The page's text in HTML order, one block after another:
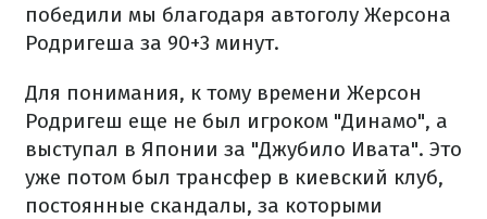
победили мы благодаря автоголу Жерсона
Родригеша за 90+3 минут.
Для понимания, к тому времени Жерсон
Родригеш еще не был игроком "Динамо", а
выступал в Японии за "Джубило Ивата". Это
уже потом был трансфер в киевский клуб,
постоянные скандалы, за которыми